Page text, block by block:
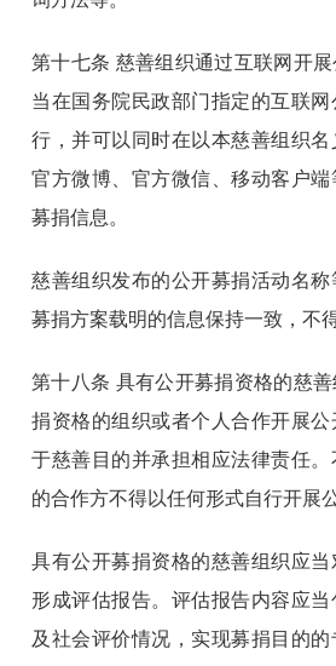
第十七条 慈善组织通过互联网开
当在国务院民政部门指定的互联
行，并可以同时在以本慈善组织名
官方微博、官方微信、移动客户
募捐信息。
慈善组织发布的公开募捐活动名
募捐方案载明的信息保持一致，不
第十八条 具有公开募捐资格的慈
捐资格的组织或者个人合作开展
于慈善目的并承担相应法律责任
的合作方不得以任何形式自行开展
具有公开募捐资格的慈善组织应当
形成评估报告。评估报告内容应
及社会评价情况，实现募捐目的的